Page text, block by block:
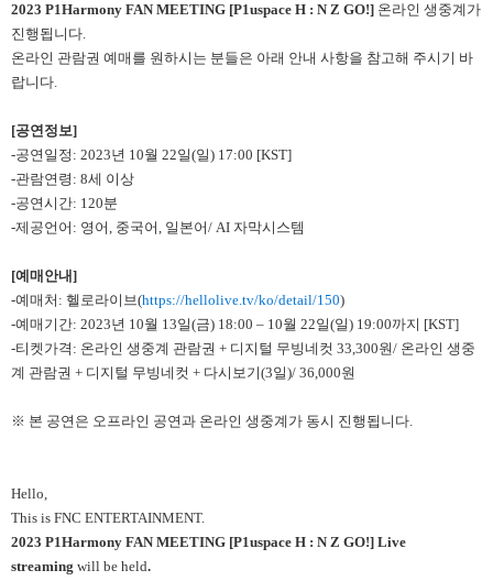
2023 P1Harmony FAN MEETING [P1uspace H : N Z GO!] 온라인 생중계가
진행됩니다.
온라인 관람권 예매를 원하시는 분들은 아래 안내 사항을 참고해 주시기 바
랍니다.
[공연정보]
-공연일정: 2023년 10월 22일(일) 17:00 [KST]
-관람연령: 8세 이상
-공연시간: 120분
-제공언어: 영어, 중국어, 일본어/ AI 자막시스템
[예매안내]
-예매처: 헬로라이브(https://hellolive.tv/ko/detail/150)
-예매기간: 2023년 10월 13일(금) 18:00 – 10월 22일(일) 19:00까지 [KST]
-티켓가격: 온라인 생중계 관람권 + 디지털 무빙네컷 33,300원/ 온라인 생중
계 관람권 + 디지털 무빙네컷 + 다시보기(3일)/ 36,000원
※ 본 공연은 오프라인 공연과 온라인 생중계가 동시 진행됩니다.
Hello,
This is FNC ENTERTAINMENT.
2023 P1Harmony FAN MEETING [P1uspace H : N Z GO!] Live
streaming will be held.